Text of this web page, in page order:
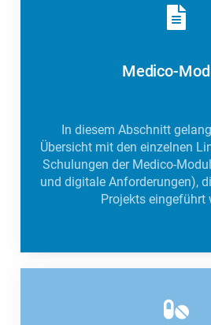
Medico-
In diesem Abschnitt
Übersicht mit den einzelnen
Schulungen der Medico-
und digitale Anforderungen),
Projekts eingeführt